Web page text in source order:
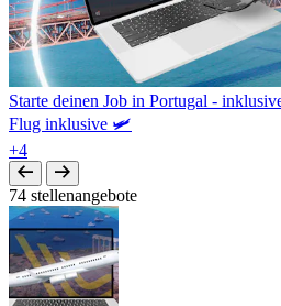
Starte deinen Job in Portugal -
Flug inklusive 🛩️
+4
74 stellenangebote